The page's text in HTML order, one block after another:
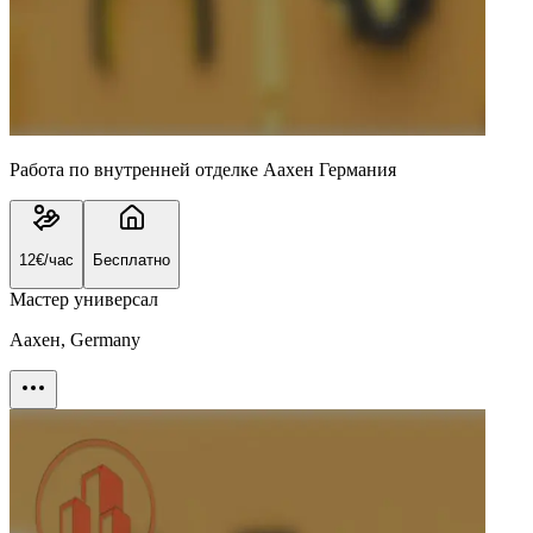
Работа по внутренней отделке Аахен Германия
12€/час Бесплатно
Мастер универсал
Аахен, Germany